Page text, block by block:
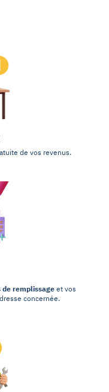
de vos revenus.
de remplissageet vos
concernée.